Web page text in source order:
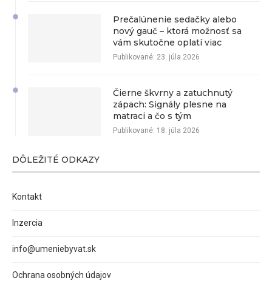
Prečalúnenie sedačky alebo
nový gauč – ktorá možnosť sa
vám skutočne oplatí viac
Publikované: 23. júla 2026
Čierne škvrny a zatuchnutý
zápach: Signály plesne na
matraci a čo s tým
Publikované: 18. júla 2026
DÔLEŽITÉ ODKAZY
Kontakt
Inzercia
info@umeniebyvat.sk
Ochrana osobných údajov